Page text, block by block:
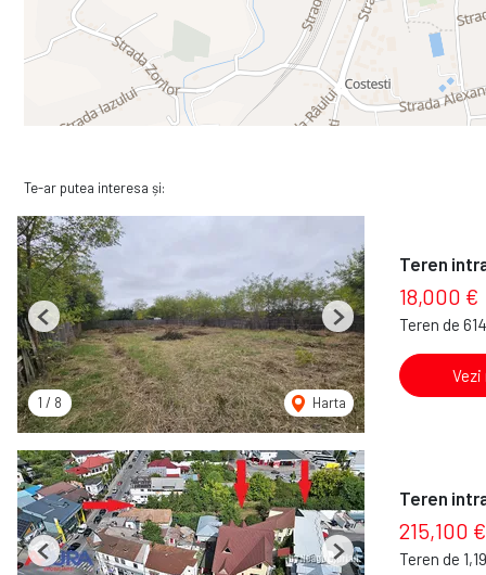
Te-ar putea interesa și:
1 / 8 Harta
Previous Next
Teren
18,000 €
Teren de
Previous Next
Teren
215,100 €
Teren de